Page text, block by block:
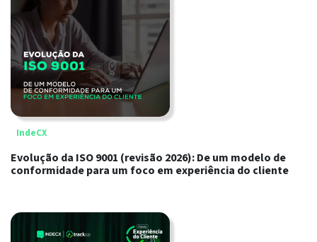
IndeCX
Evolução da ISO 9001 (revisão 2026): De um modelo de
conformidade para um foco em experiência do cliente